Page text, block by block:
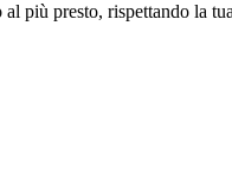
più presto, rispettando la